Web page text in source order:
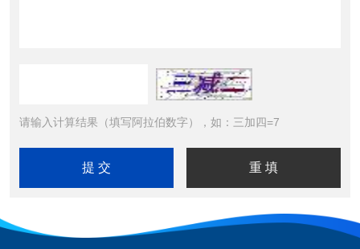
请输入计算结果（填写阿拉伯数字），如：三加四=7